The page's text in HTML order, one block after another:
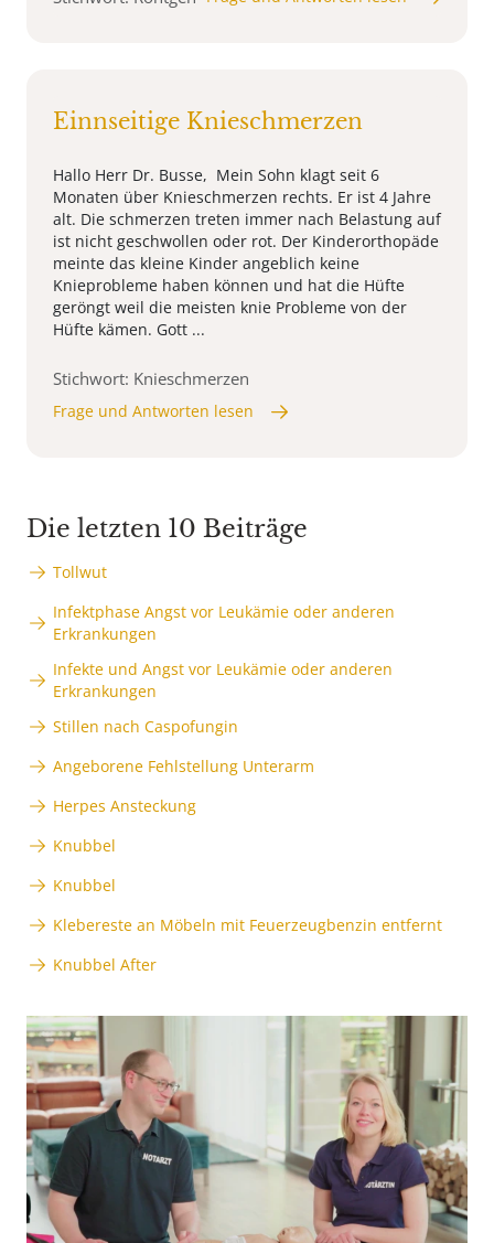
Einnseitige Knieschmerzen
Hallo Herr Dr. Busse, Mein Sohn klagt seit 6
Monaten über Knieschmerzen rechts. Er ist 4 Jahre
alt. Die schmerzen treten immer nach Belastung auf
ist nicht geschwollen oder rot. Der Kinderorthopäde
meinte das kleine Kinder angeblich keine
Knieprobleme haben können und hat die Hüfte
geröngt weil die meisten knie Probleme von der
Hüfte kämen. Gott ...
Stichwort: Knieschmerzen
Frage und Antworten lesen
Die letzten 10 Beiträge
Tollwut
Infektphase Angst vor Leukämie oder anderen
Erkrankungen
Infekte und Angst vor Leukämie oder anderen
Erkrankungen
Stillen nach Caspofungin
Angeborene Fehlstellung Unterarm
Herpes Ansteckung
Knubbel
Knubbel
Klebereste an Möbeln mit Feuerzeugbenzin entfernt
Knubbel After